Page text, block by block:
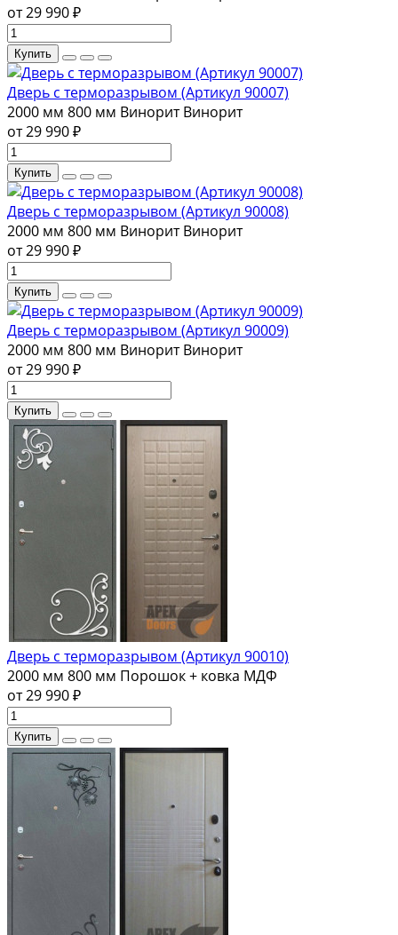
от 29 990 ₽
Купить
Дверь с терморазрывом (Артикул 90007)
2000 мм 800 мм Винорит Винорит
от 29 990 ₽
Купить
Дверь с терморазрывом (Артикул 90008)
2000 мм 800 мм Винорит Винорит
от 29 990 ₽
Купить
Дверь с терморазрывом (Артикул 90009)
2000 мм 800 мм Винорит Винорит
от 29 990 ₽
Купить
Дверь с терморазрывом (Артикул 90010)
2000 мм 800 мм Порошок + ковка МДФ
от 29 990 ₽
Купить